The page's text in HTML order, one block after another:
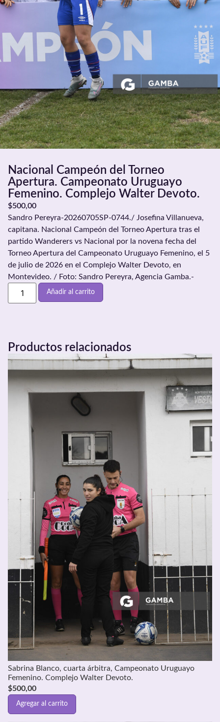
Nacional Campeón del Torneo
Apertura. Campeonato Uruguayo
Femenino. Complejo Walter Devoto.
$500,00
Sandro Pereyra-20260705SP-0744./ Josefina Villanueva,
capitana. Nacional Campeón del Torneo Apertura tras el
partido Wanderers vs Nacional por la novena fecha del
Torneo Apertura del Campeonato Uruguayo Femenino, el 5
de julio de 2026 en el Complejo Walter Devoto, en
Montevideo. / Foto: Sandro Pereyra, Agencia Gamba.-
Añadir al carrito
Productos relacionados
Sabrina Blanco, cuarta árbitra, Campeonato Uruguayo
Femenino. Complejo Walter Devoto.
$500,00
Agregar al carrito